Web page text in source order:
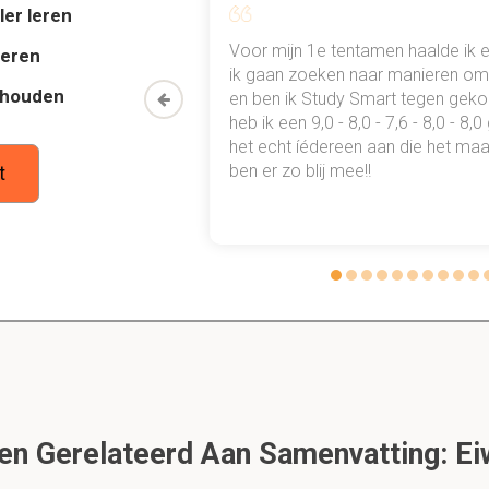
tussen SH2- en SH3-domeinen?
prolinerijke motieven.
voor het PTB-domein?
tyrosineresiduen
geen exacte kopie van het oorspronkelijke volledige
Waarom zou hij dit doen?
leren
mn
een heel
gewoon
Voor mijn 1e tentamen haalde ik
ik gaan zoeken naar manieren
en ben ik Study Smart tegen
heb ik een 9,0 - 8,0 - 7,6 - 8,0 -
het echt íédereen aan die het
ben er zo blij mee!!
Gerelateerd Aan Samenvatting: